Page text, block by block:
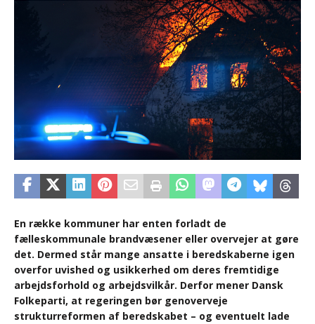
En række kommuner har enten forladt de
fælleskommunale brandvæsener eller overvejer at gøre
det. Dermed står mange ansatte i beredskaberne igen
overfor uvished og usikkerhed om deres fremtidige
arbejdsforhold og arbejdsvilkår. Derfor mener Dansk
Folkeparti, at regeringen bør genoverveje
strukturreformen af beredskabet – og eventuelt lade